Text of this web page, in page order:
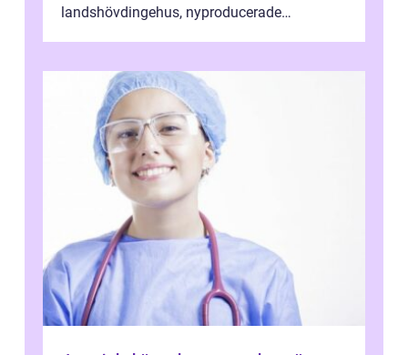
landshövdingehus, nyproducerade